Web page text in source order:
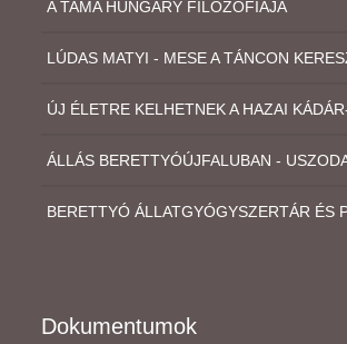
A TAMA HUNGARY FILOZÓFIÁJA
LÚDAS MATYI - MESE A TÁNCON
ÚJ ÉLETRE KELHETNEK A HAZAI
ÁLLÁS BERETTYÓÚJFALUBAN -
BERETTYÓ ÁLLATGYÓGYSZERTÁR ÉS
Dokumentumok